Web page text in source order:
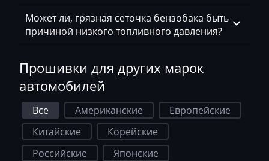
Honda
Hongqi
Huanghai
Hyster
Hyundai
Может ли, грязная сеточка бензобака быть
причиной низкого топливного давления?
Прошивки для других марок
автомобилей
Все Американские
Европейские
Китайские
Корейские
Российские
Японские